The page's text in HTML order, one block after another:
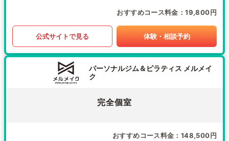
おすすめコース料金 19,800円
公式サイトで見る 体験・相談予約
パーソナルジム＆ピラティス メルメイ
ク
完全個室
おすすめコース料金 148,500円